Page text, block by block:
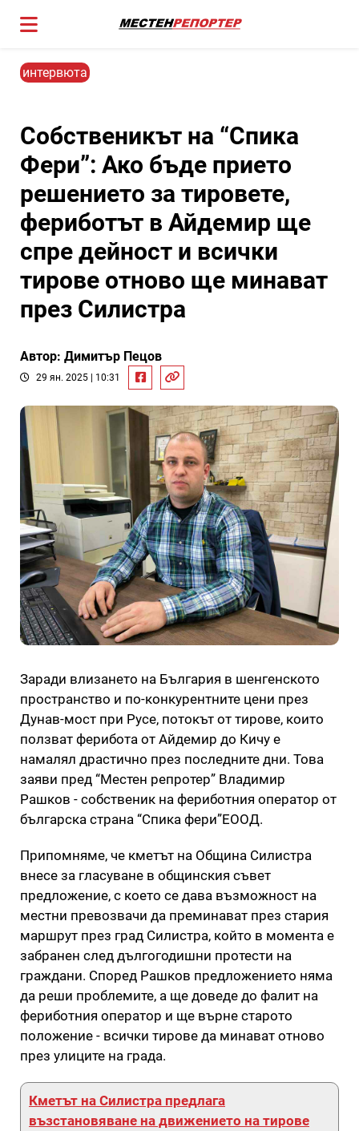
интервюта
Собственикът на “Спика
Фери”: Ако бъде прието
решението за тировете,
фериботът в Айдемир ще
спре дейност и всички
тирове отново ще минават
през Силистра
Автор: Димитър Пецов
29 ян. 2025 | 10:31
Заради влизането на България в шенгенското
пространство и по-конкурентните цени през
Дунав-мост при Русе, потокът от тирове, които
ползват ферибота от Айдемир до Кичу е
намалял драстично през последните дни. Това
заяви пред “Местен репротер” Владимир
Рашков - собственик на фериботния оператор от
българска страна “Спика фери”ЕООД.
Припомняме, че кметът на Община Силистра
внесе за гласуване в общинския съвет
предложение, с което се дава възможност на
местни превозвачи да преминават през стария
маршрут през град Силистра, който в момента е
забранен след дългогодишни протести на
граждани. Според Рашков предложението няма
да реши проблемите, а ще доведе до фалит на
фериботния оператор и ще върне старото
положение - всички тирове да минават отново
през улиците на града.
Кметът на Силистра предлага
възстановяване на движението на тирове